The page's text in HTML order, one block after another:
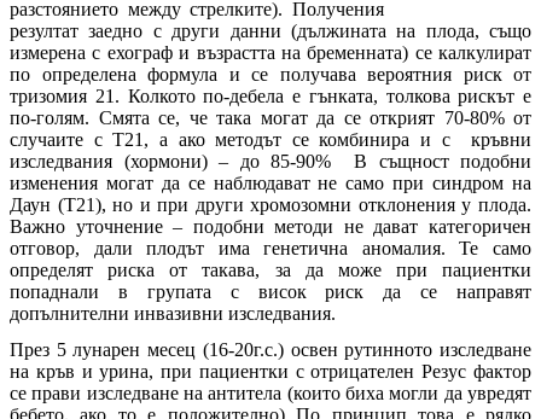
разстоянието между стрелките). Получения
резултат заедно с други данни (дължината на плода, също
измерена с ехограф и възрастта на бременната) се калкулират
по определена формула и се получава вероятния риск от
тризомия 21. Колкото по-дебела е гънката, толкова рискът е
по-голям. Смята се, че така могат да се открият 70-80% от
случаите с Т21, а ако методът се комбинира и с кръвни
изследвания (хормони) – до 85-90% В същност подобни
изменения могат да се наблюдават не само при синдром на
Даун (Т21), но и при други хромозомни отклонения у плода.
Важно уточнение – подобни методи не дават категоричен
отговор, дали плодът има генетична аномалия. Те само
определят риска от такава, за да може при пациентки
попаднали в групата с висок риск да се направят
допълнителни инвазивни изследвания.
През 5 лунарен месец (16-20г.с.) освен рутинното изследване
на кръв и урина, при пациентки с отрицателен Резус фактор
се прави изследване на антитела (които биха могли да увредят
бебето, ако то е положително) По принцип това е рядко